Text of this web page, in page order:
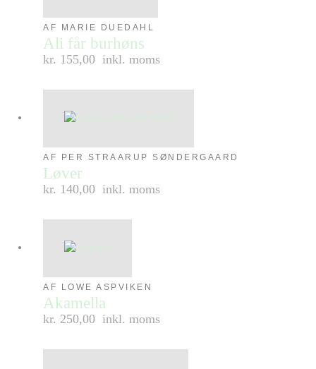
AF MARIE DUEDAHL
Ali får burhøns
kr. 155,00 inkl. moms
AF PER STRAARUP SØNDERGAARD
Løver
kr. 140,00 inkl. moms
AF LOWE ASPVIKEN
Akamella
kr. 250,00 inkl. moms